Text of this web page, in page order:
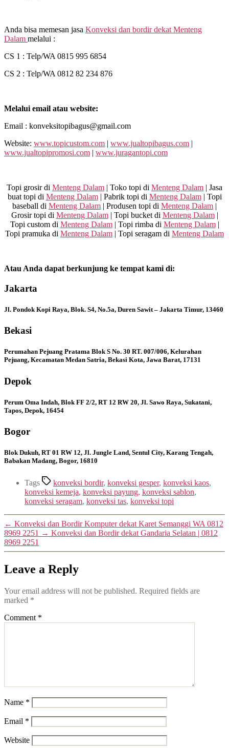
Anda bisa memesan jasa Konveksi dan bordir dekat Menteng
Dalam melalui :
CS 1 : Telp/WA 0815 995 6854
CS 2 : Telp/WA 0812 82 234 876
Melalui email atau website:
Email : konveksitopibagus@gmail.com
Website: www.topicustom.com | www.jualtopibagus.com |
www.jualtopipromosi.com | www.juragantopi.com
Topi grosir di Menteng Dalam | Toko topi di Menteng Dalam | Jasa
buat topi di Menteng Dalam| Pabrik topi di Menteng Dalam| Topi
baseball di Menteng Dalam | Produsen topi di Menteng Dalam |
Grosir topi di Menteng Dalam| Topi bucket di Menteng Dalam|
Topi custom di Menteng Dalam| Topi rimba di Menteng Dalam|
Topi pramuka di Menteng Dalam | Topi seragam di Menteng Dalam
Atau Anda dapat berkunjung ke tempat kami di:
Jakarta
Jl. Pondok Kopi Raya, Blok. S4, No.5a, Duren Sawit – Jakarta Timur, 13460
Bekasi
Perumahan Pejuang Pratama Blok S No. 30 RT. 007/006, Kelurahan
Pejuang, Kecamatan Medan Satria, Bekasi Kota, Jawa Barat, 17131
Depok
Perum Oma Indah, Blok FF 2/2, RT 12 RW 20, Jl. Sawo Raya, Sukatani,
Tapos, Depok, 16454
Bogor
Blok Dukuh, RT 01 RW 12, Jl. Jungle Land, Sentul City, Karang Tengah,
Babakan Madang, Bogor, 16810
Tags konveksi bordir, konveksi gesper, konveksi kaos,
konveksi kemeja, konveksi payung, konveksi sablon,
konveksi seragam, konveksi tas, konveksi topi
← Konveksi dan Bordir Komputer dekat Karet Semanggi WA 0812
8969 2251 → Konveksi dan Bordir dekat Gandaria Selatan | 0812
8969 2251
Leave a Reply
Your email address will not be published. Required fields are
marked *
Comment *
Name *
Email *
Website